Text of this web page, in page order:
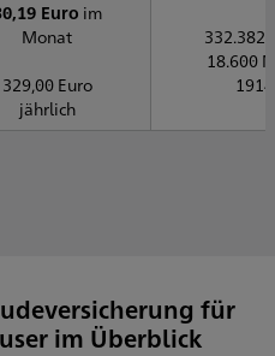
Euro im
Monat
329,00 Euro
jährlich
332.382
18.600
1914
für
im Überblick